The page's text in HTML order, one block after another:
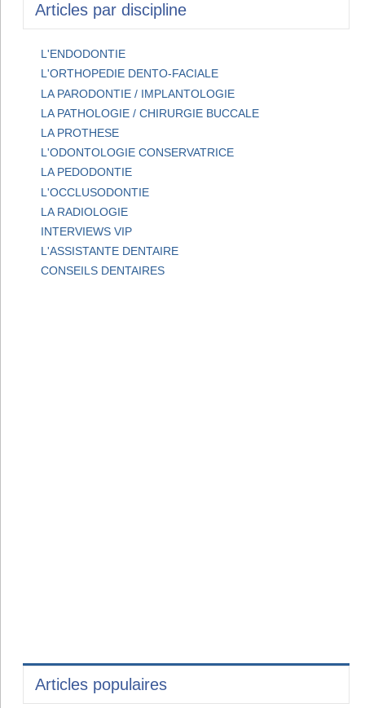
Articles par discipline
L'ENDODONTIE
L'ORTHOPEDIE DENTO-FACIALE
LA PARODONTIE / IMPLANTOLOGIE
LA PATHOLOGIE / CHIRURGIE BUCCALE
LA PROTHESE
L'ODONTOLOGIE CONSERVATRICE
LA PEDODONTIE
L'OCCLUSODONTIE
LA RADIOLOGIE
INTERVIEWS VIP
L'ASSISTANTE DENTAIRE
CONSEILS DENTAIRES
Articles populaires